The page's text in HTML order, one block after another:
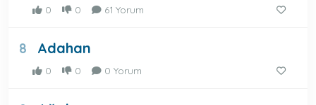
0 0 61 Yorum
8 Adahan
0 0 0 Yorum